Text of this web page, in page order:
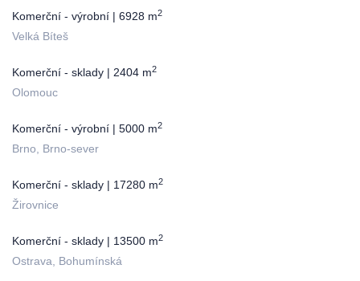
Komerční - výrobní | 6928 m2
Velká Bíteš
Komerční - sklady | 2404 m2
Olomouc
Komerční - výrobní | 5000 m2
Brno, Brno-sever
Komerční - sklady | 17280 m2
Žirovnice
Komerční - sklady | 13500 m2
Ostrava, Bohumínská